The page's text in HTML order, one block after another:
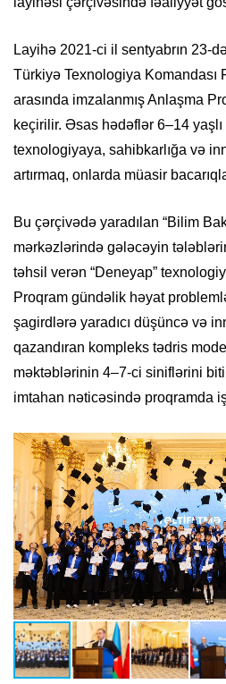
Layihə 2021-ci il sentyabrın 23-
Türkiyə Texnologiya Komandası
arasında imzalanmış Anlaşma
keçirilir. Əsas hədəflər 6–14
texnologiyaya, sahibkarlığa və
artırmaq, onlarda müasir
Bu çərçivədə yaradılan “Bilim
mərkəzlərində gələcəyin
təhsil verən “Deneyap”
Proqram gündəlik həyat
şagirdlərə yaradıcı düşüncə və
qazandıran kompleks tədris
məktəblərinin 4–7-ci siniflərini
imtahan nəticəsində proqramda